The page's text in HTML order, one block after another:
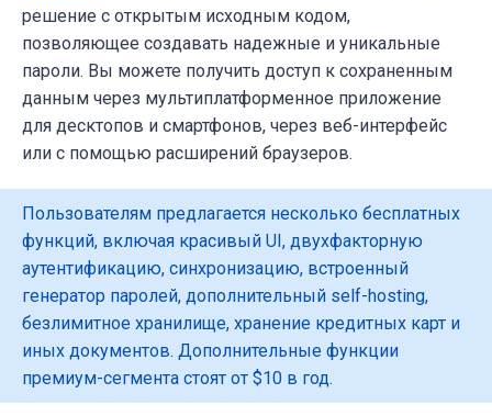
решение с открытым исходным кодом,
позволяющее создавать надежные и уникальные
пароли. Вы можете получить доступ к сохраненным
данным через мультиплатформенное приложение
для десктопов и смартфонов, через веб-интерфейс
или с помощью расширений браузеров.
Пользователям предлагается несколько бесплатных
функций, включая красивый UI, двухфакторную
аутентификацию, синхронизацию, встроенный
генератор паролей, дополнительный self-hosting,
безлимитное хранилище, хранение кредитных карт и
иных документов. Дополнительные функции
премиум-сегмента стоят от $10 в год.